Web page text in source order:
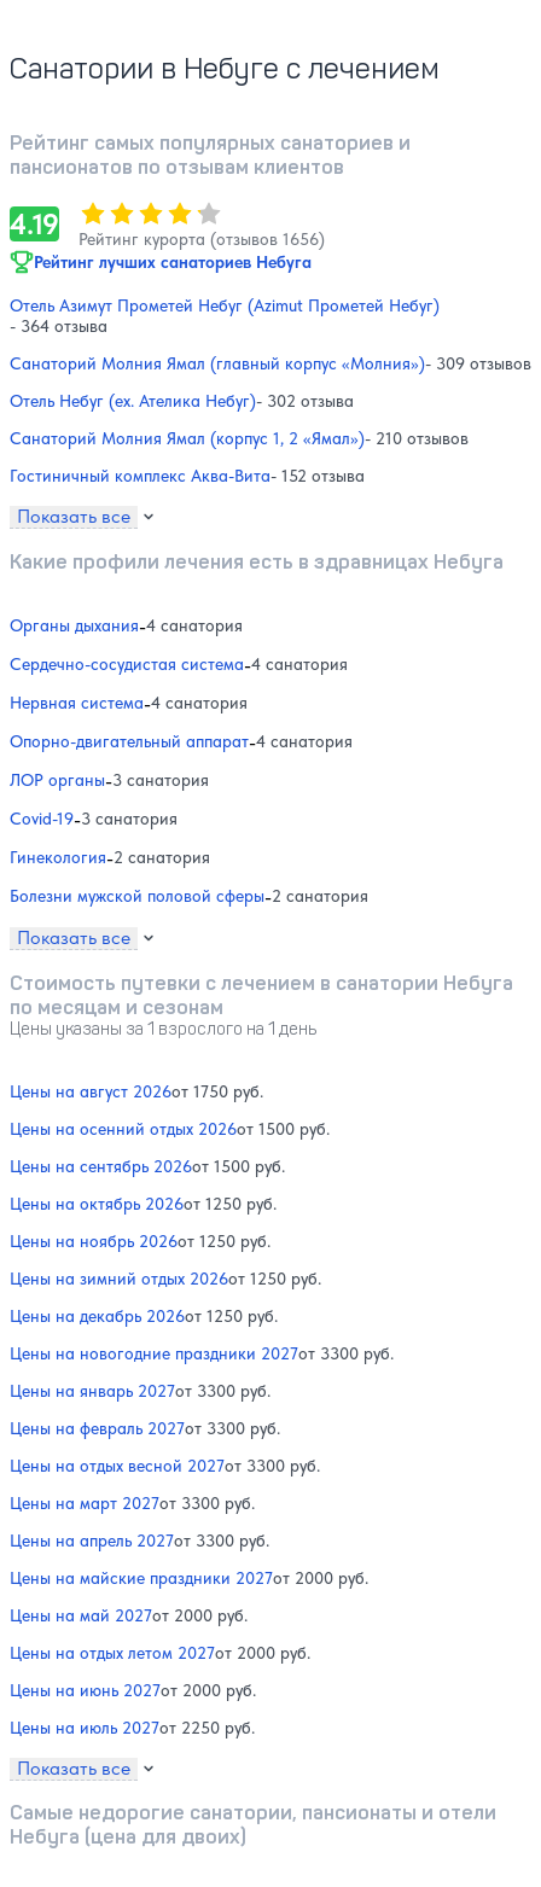
Санатории в Небуге с лечением
Рейтинг самых популярных санаториев и
пансионатов по отзывам клиентов
4.19 Оценка, количество звезд:
Рейтинг курорта (отзывов 1656)
Рейтинг лучших санаториев Небуга
Отель Азимут Прометей Небуг (Azimut Прометей Небуг)
- 364 отзыва
Санаторий Молния Ямал (главный корпус «Молния»)- 309 отзывов
Отель Небуг (ex. Ателика Небуг)- 302 отзыва
Санаторий Молния Ямал (корпус 1, 2 «Ямал»)- 210 отзывов
Гостиничный комплекс Аква-Вита- 152 отзыва
Показать все
Какие профили лечения есть в здравницах Небуга
Органы дыхания-4 санатория
Сердечно-сосудистая система-4 санатория
Нервная система-4 санатория
Опорно-двигательный аппарат-4 санатория
ЛОР органы-3 санатория
Covid-19-3 санатория
Гинекология-2 санатория
Болезни мужской половой сферы-2 санатория
Показать все
Стоимость путевки с лечением в санатории Небуга
по месяцам и сезонам
Цены указаны за 1 взрослого на 1 день
Цены на август 2026от 1750 руб.
Цены на осенний отдых 2026от 1500 руб.
Цены на сентябрь 2026от 1500 руб.
Цены на октябрь 2026от 1250 руб.
Цены на ноябрь 2026от 1250 руб.
Цены на зимний отдых 2026от 1250 руб.
Цены на декабрь 2026от 1250 руб.
Цены на новогодние праздники 2027от 3300 руб.
Цены на январь 2027от 3300 руб.
Цены на февраль 2027от 3300 руб.
Цены на отдых весной 2027от 3300 руб.
Цены на март 2027от 3300 руб.
Цены на апрель 2027от 3300 руб.
Цены на майские праздники 2027от 2000 руб.
Цены на май 2027от 2000 руб.
Цены на отдых летом 2027от 2000 руб.
Цены на июнь 2027от 2000 руб.
Цены на июль 2027от 2250 руб.
Показать все
Самые недорогие санатории, пансионаты и отели
Небуга (цена для двоих)